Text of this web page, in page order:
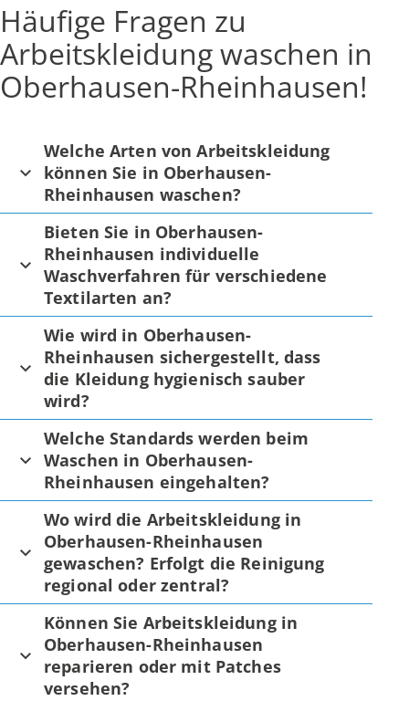
Häufige Fragen zu
Arbeitskleidung waschen in
Oberhausen-Rheinhausen!
Welche Arten von Arbeitskleidung
können Sie in Oberhausen-
Rheinhausen waschen?
Bieten Sie in Oberhausen-
Rheinhausen individuelle
Waschverfahren für verschiedene
Textilarten an?
Wie wird in Oberhausen-
Rheinhausen sichergestellt, dass
die Kleidung hygienisch sauber
wird?
Welche Standards werden beim
Waschen in Oberhausen-
Rheinhausen eingehalten?
Wo wird die Arbeitskleidung in
Oberhausen-Rheinhausen
gewaschen? Erfolgt die Reinigung
regional oder zentral?
Können Sie Arbeitskleidung in
Oberhausen-Rheinhausen
reparieren oder mit Patches
versehen?